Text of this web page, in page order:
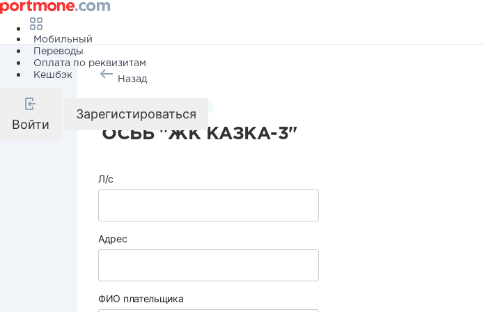
Мобильный
Переводы
Оплата по реквизитам
Кешбэк
Войти
Зарегистироваться
Назад
ОСББ "ЖК КАЗКА-3"
Л/с
Адрес
ФИО плательщика